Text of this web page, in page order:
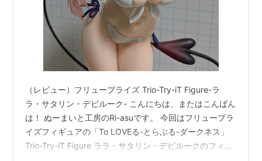
（レビュー）フリュープライズ Trio-Try-iT Figure-ラ
ラ・サタリン・デビルーク- こんにちは、またはこんばん
は！ ぬーまいと工房のRi-asuです。 今回はフリュープラ
イズフィギュアの「To LOVEる-とらぶる-ダークネス」
Trio-Try-iT Figure ララ・サタリン・デビルークのフィギ